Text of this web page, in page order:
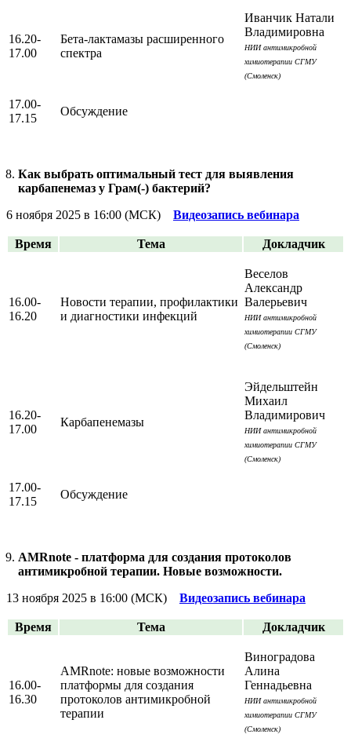
16.20-
17.00
Бета-лактамазы расширенного
спектра
Иванчик Натали
Владимировна
НИИ антимикробной
химиотерапии СГМУ
(Смоленск)
17.00-
17.15
Обсуждение
Как выбрать оптимальный тест для выявления
карбапенемаз у Грам(-) бактерий?
6 ноября 2025 в 16:00 (МСК) Видеозапись вебинара
Время Тема Докладчик
16.00-
16.20
Новости терапии, профилактики
и диагностики инфекций
Веселов
Александр
Валерьевич
НИИ антимикробной
химиотерапии СГМУ
(Смоленск)
16.20-
17.00
Карбапенемазы
Эйдельштейн
Михаил
Владимирович
НИИ антимикробной
химиотерапии СГМУ
(Смоленск)
17.00-
17.15
Обсуждение
AMRnote - платформа для создания протоколов
антимикробной терапии. Новые возможности.
13 ноября 2025 в 16:00 (МСК) Видеозапись вебинара
Время Тема Докладчик
16.00-
16.30
AMRnote: новые возможности
платформы для создания
протоколов антимикробной
терапии
Виноградова
Алина
Геннадьевна
НИИ антимикробной
химиотерапии СГМУ
(Смоленск)